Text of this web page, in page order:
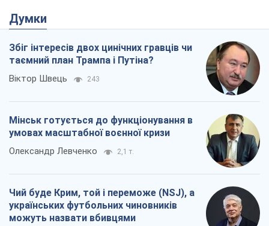
Думки
Збіг інтересів двох цинічних гравців чи
таємний план Трампа і Путіна?
Віктор Швець 243
Мінськ готується до функціонування в
умовах масштабної воєнної кризи
Олександр Левченко 2,1 т.
Чий буде Крим, той і переможе (NSJ), а
українських футбольних чиновників
можуть назвати вбивцями